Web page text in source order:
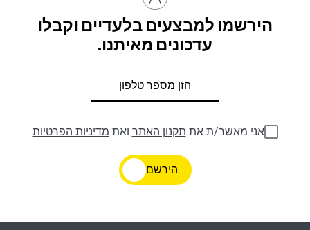
הירשמו למבצעים בלעדיים וקבלו
עדכונים מאיתנו.
אני מאשר/ת את תקנון האתר ואת מדיניות הפרטיות
הירשם